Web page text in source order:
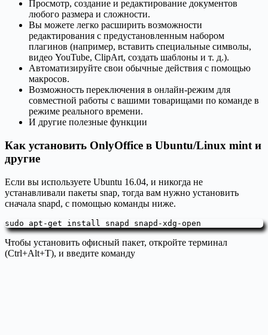
Просмотр, создание и редактирование документов
любого размера и сложности.
Вы можете легко расширить возможности
редактирования с предустановленным набором
плагинов (например, вставить специальные символы,
видео YouTube, ClipArt, создать шаблоны и т. д.).
Автоматизируйте свои обычные действия с помощью
макросов.
Возможность переключения в онлайн-режим для
совместной работы с вашими товарищами по команде в
режиме реального времени.
И другие полезные функции
Как установить OnlyOffice в Ubuntu/Linux mint и
другие
Если вы используете Ubuntu 16.04, и никогда не
устанавливали пакеты snap, тогда вам нужно установить
сначала snapd, с помощью команды ниже.
sudo apt-get install snapd snapd-xdg-open
Чтобы установить офисный пакет, откройте терминал
(Ctrl+Alt+T), и введите команду